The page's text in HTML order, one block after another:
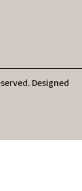
Designed